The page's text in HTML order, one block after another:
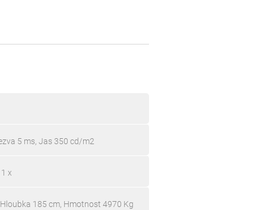
5 ms, Jas 350 cd/m2
x
185 cm, Hmotnost 4970 Kg